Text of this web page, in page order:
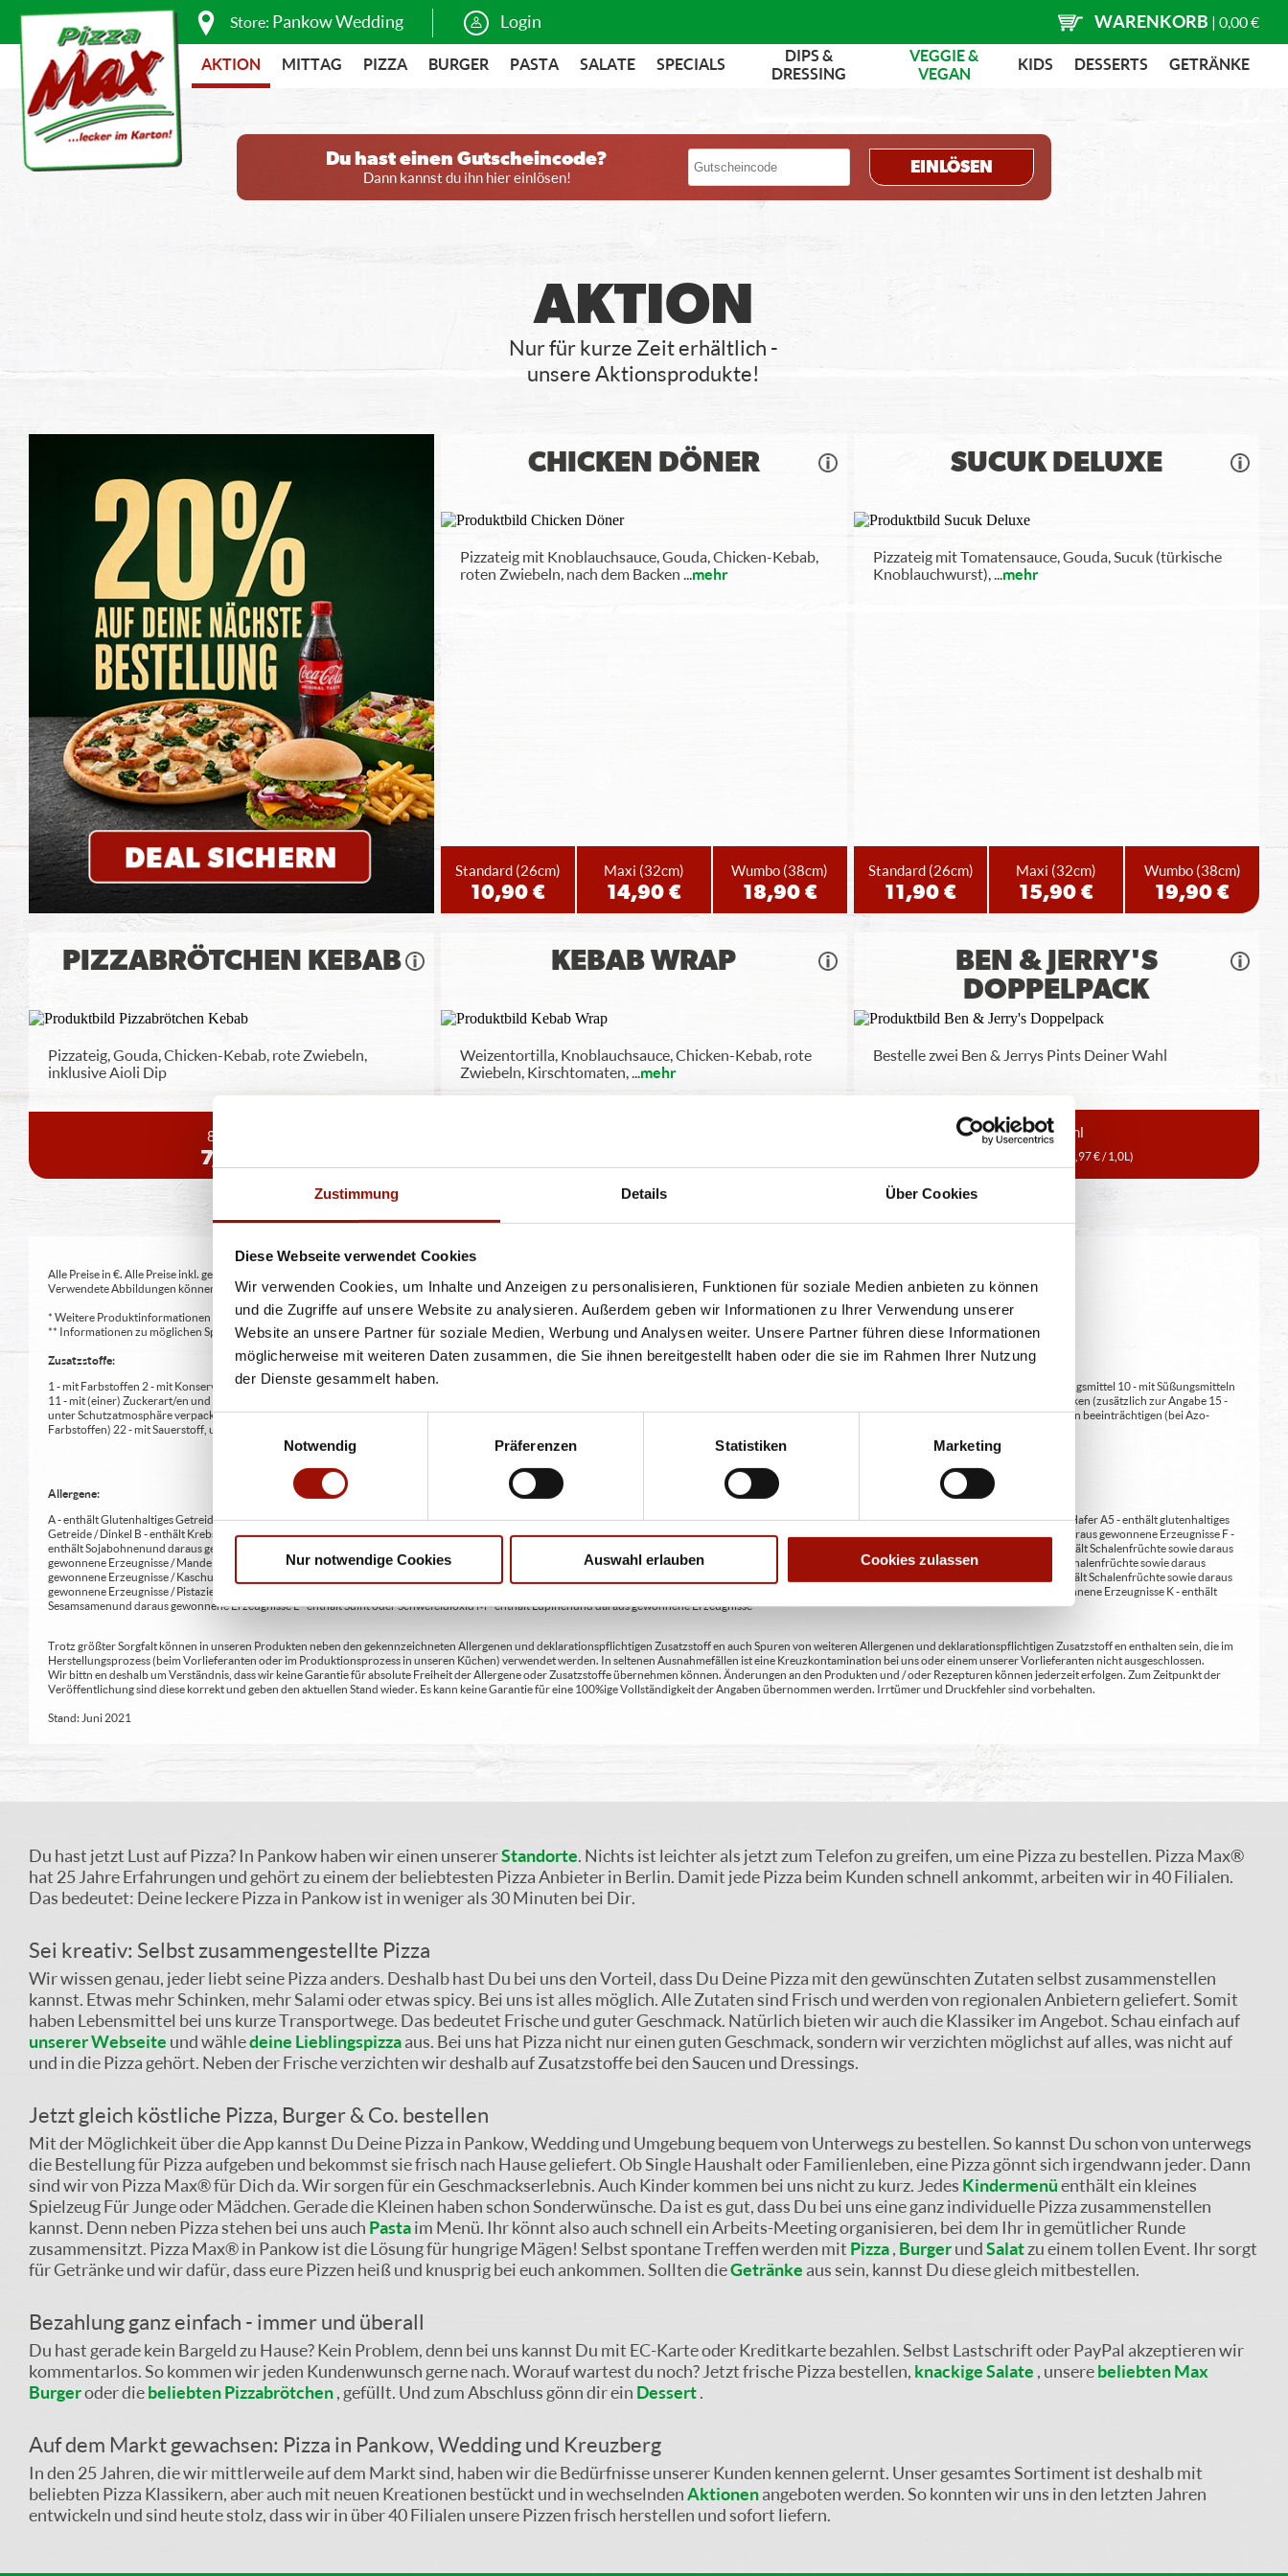
Zustimmung Details Über Cookies
Diese Webseite verwendet Cookies
Wir verwenden Cookies, um Inhalte und Anzeigen zu personalisieren, Funktionen für soziale Medien anbieten zu können
und die Zugriffe auf unsere Website zu analysieren. Außerdem geben wir Informationen zu Ihrer Verwendung unserer
Website an unsere Partner für soziale Medien, Werbung und Analysen weiter. Unsere Partner führen diese Informationen
möglicherweise mit weiteren Daten zusammen, die Sie ihnen bereitgestellt haben oder die sie im Rahmen Ihrer Nutzung
der Dienste gesammelt haben.
Einwilligungsauswahl
Notwendig
Präferenzen Statistiken Marketing
Nur notwendige Cookies Auswahl erlauben Cookies zulassen
Store: Pankow Wedding Login WARENKORB | 0,00 €
AKTION MITTAG PIZZA BURGER PASTA SALATE SPECIALS
DIPS &
DRESSING
VEGGIE &
VEGAN
KIDS DESSERTS GETRÄNKE
Du hast einen Gutscheincode?
Dann kannst du ihn hier einlösen!
EINLÖSEN
AKTION
Nur für kurze Zeit erhältlich -
unsere Aktionsprodukte!
CHICKEN DÖNER
Pizzateig mit Knoblauchsauce, Gouda, Chicken-Kebab,
roten Zwiebeln, nach dem Backen ...mehr
Standard (26cm)
10,90 €
Maxi (32cm)
14,90 €
Wumbo (38cm)
18,90 €
SUCUK DELUXE
Pizzateig mit Tomatensauce, Gouda, Sucuk (türkische
Knoblauchwurst),...mehr
Standard (26cm)
11,90 €
Maxi (32cm)
15,90 €
Wumbo (38cm)
19,90 €
PIZZABRÖTCHEN KEBAB
Pizzateig, Gouda, Chicken-Kebab, rote Zwiebeln,
inklusive Aioli Dip
8 Stück
7,49 €
KEBAB WRAP
Weizentortilla, Knoblauchsauce, Chicken-Kebab, rote
Zwiebeln, Kirschtomaten,...mehr
BEN & JERRY'S
DOPPELPACK
Bestelle zwei Ben & Jerrys Pints Deiner Wahl
2x465ml
(13,97 € / 1,0L)
Alle Preise in €. Alle Preise inkl. gesetzl. MwSt. Alle Angaben zu Grammaturen oder Durchmessern, bspw. der Pizzen sind circa-Angaben und können durch die Zubereitung geringfügig variieren.
Verwendete Abbildungen können von den tatsächlich gelieferten Produkten abweichen. Wir liefern innerhalb von ca. 30 Minuten.
* Weitere Produktinformationen zu vorverpackten Lebensmitteln finden Sie unter www.pizzamax.de/produktinformationen
** Informationen zu möglichen Spuren von Allergenen seitens unsere Hersteller finden Sie unter www.pizzamax.de/produktinformationen
Zusatzstoffe:
1 - mit Farbstoffen 2 - mit Konservierungsmittel 3 - mit Antioxidationsmittel 4 - mit Geschmacksverstärker 5 - geschwefelt 6 - geschwärzt 7 - gewachst 8 - mit Phosphat/en (bei Fleischerzeugnissen) 9 - mit Süßungsmittel 10 - mit Süßungsmitteln
11 - mit (einer) Zuckerart/en und Süßungsmittel/n 12 - nur bei Tafelsüßen zusätzlich zur Angabe 13 - enthält eine Phenylalaninquelle (zusätzlich zur Angabe 14 - kann bei übermäßigem Verzehr abführend wirken (zusätzlich zur Angabe 15 -
unter Schutzatmosphäre verpackt 16 - chininhaltig 17 - koffeinhaltig 18 - mit Milcheiweiß (bei Fleischerzeugnissen) 19 - mit Säuerungsmitteln 20 - mit Taurin 21 - kann Aktivität und Aufmerksamkeit bei Kindern beeinträchtigen (bei Azo-
Farbstoffen) 22 - mit Sauerstoff, unter Hochdruck, farbstabilisierend (bei Frischfleisch) 23 - mit Nitritpökelsalz 24 - enthält Alkohol 25 - mit Stabilisatoren 26 - mit Verdickunsmittel
Allergene:
A - enthält Glutenhaltiges Getreide A1 - enthält glutenhaltiges Getreide / Weizen A2 - enthält glutenhaltiges Getreide / Roggen A3 - enthält glutenhaltiges Getreide / Gerste A4 - enthält glutenhaltiges Getreide / Hafer A5 - enthält glutenhaltiges
Getreide / Dinkel B - enthält Krebstiere und daraus gewonnene Erzeugnisse C - enthält Eier und daraus gewonnene Erzeugnisse D - enthält Fische und daraus gewonnene Erzeugnisse E - enthält Erdnüsse und daraus gewonnene Erzeugnisse F -
enthält Sojabohnen und daraus gewonnene Erzeugnisse G - enthält Milch und daraus gewonnene Erzeugnisse (einschließlich Laktose) H - enthält Schalenfrüchte sowie daraus gewonnene Erzeugnisse H1 - enthält Schalenfrüchte sowie daraus
gewonnene Erzeugnisse / Mandeln H2 - enthält Schalenfrüchte sowie daraus gewonnene Erzeugnisse / Haselnüsse H3 - enthält Schalenfrüchte sowie daraus gewonnene Erzeugnisse / Walnüsse H4 - enthält Schalenfrüchte sowie daraus
gewonnene Erzeugnisse / Kaschunüsse H5 - enthält Schalenfrüchte sowie daraus gewonnene Erzeugnisse / Pecannüsse H6 - enthält Schalenfrüchte sowie daraus gewonnene Erzeugnisse / Paranüsse H7 - enthält Schalenfrüchte sowie daraus
gewonnene Erzeugnisse / Pistazien H8 - enthält Schalenfrüchte sowie daraus gewonnene Erzeugnisse / Macadamianüsse I - enthält Sellerie und daraus gewonnene Erzeugnisse J - enthält Senf und daraus gewonnene Erzeugnisse K - enthält
Sesamsamen und daraus gewonnene Erzeugnisse L - enthält Sulfit oder Schwefeldioxid M - enthält Lupinen und daraus gewonnene Erzeugnisse
Trotz größter Sorgfalt können in unseren Produkten neben den gekennzeichneten Allergenen und deklarationspflichtigen Zusatzstoff en auch Spuren von weiteren Allergenen und deklarationspflichtigen Zusatzstoff en enthalten sein, die im
Herstellungsprozess (beim Vorlieferanten oder im Produktionsprozess in unseren Küchen) verwendet werden. In seltenen Ausnahmefällen ist eine Kreuzkontamination bei uns oder einem unserer Vorlieferanten nicht ausgeschlossen.
Wir bittn en deshalb um Verständnis, dass wir keine Garantie für absolute Freiheit der Allergene oder Zusatzstoffe übernehmen können. Änderungen an den Produkten und / oder Rezepturen können jederzeit erfolgen. Zum Zeitpunkt der
Veröffentlichung sind diese korrekt und geben den aktuellen Stand wieder. Es kann keine Garantie für eine 100%ige Vollständigkeit der Angaben übernommen werden. Irrtümer und Druckfehler sind vorbehalten.
Stand: Juni 2021
Du hast jetzt Lust auf Pizza? In Pankow haben wir einen unsererStandorte. Nichts ist leichter als jetzt zum Telefon zu greifen, um eine Pizza zu bestellen. Pizza Max®
hat 25 Jahre Erfahrungen und gehört zu einem der beliebtesten Pizza Anbieter in Berlin. Damit jede Pizza beim Kunden schnell ankommt, arbeiten wir in 40 Filialen.
Das bedeutet: Deine leckere Pizza in Pankow ist in weniger als 30 Minuten bei Dir.
Sei kreativ: Selbst zusammengestellte Pizza
Wir wissen genau, jeder liebt seine Pizza anders. Deshalb hast Du bei uns den Vorteil, dass Du Deine Pizza mit den gewünschten Zutaten selbst zusammenstellen
kannst. Etwas mehr Schinken, mehr Salami oder etwas spicy. Bei uns ist alles möglich. Alle Zutaten sind Frisch und werden von regionalen Anbietern geliefert. Somit
haben Lebensmittel bei uns kurze Transportwege. Das bedeutet Frische und guter Geschmack. Natürlich bieten wir auch die Klassiker im Angebot. Schau einfach auf
unserer Webseite und wähledeine Lieblingspizzaaus. Bei uns hat Pizza nicht nur einen guten Geschmack, sondern wir verzichten möglichst auf alles, was nicht auf
und in die Pizza gehört. Neben der Frische verzichten wir deshalb auf Zusatzstoffe bei den Saucen und Dressings.
Jetzt gleich köstliche Pizza, Burger & Co. bestellen
Mit der Möglichkeit über die App kannst Du Deine Pizza in Pankow, Wedding und Umgebung bequem von Unterwegs zu bestellen. So kannst Du schon von unterwegs
die Bestellung für Pizza aufgeben und bekommst sie frisch nach Hause geliefert. Ob Single Haushalt oder Familienleben, eine Pizza gönnt sich irgendwann jeder. Dann
sind wir von Pizza Max® für Dich da. Wir sorgen für ein Geschmackserlebnis. Auch Kinder kommen bei uns nicht zu kurz. Jedes Kindermenüenthält ein kleines
Spielzeug Für Junge oder Mädchen. Gerade die Kleinen haben schon Sonderwünsche. Da ist es gut, dass Du bei uns eine ganz individuelle Pizza zusammenstellen
kannst. Denn neben Pizza stehen bei uns auch Pastaim Menü. Ihr könnt also auch schnell ein Arbeits-Meeting organisieren, bei dem Ihr in gemütlicher Runde
zusammensitzt. Pizza Max® in Pankow ist die Lösung für hungrige Mägen! Selbst spontane Treffen werden mit Pizza, BurgerundSalatzu einem tollen Event. Ihr sorgt
für Getränke und wir dafür, dass eure Pizzen heiß und knusprig bei euch ankommen. Sollten dieGetränke aus sein, kannst Du diese gleich mitbestellen.
Bezahlung ganz einfach - immer und überall
Du hast gerade kein Bargeld zu Hause? Kein Problem, denn bei uns kannst Du mit EC-Karte oder Kreditkarte bezahlen. Selbst Lastschrift oder PayPal akzeptieren wir
kommentarlos. So kommen wir jeden Kundenwunsch gerne nach. Worauf wartest du noch? Jetzt frische Pizza bestellen, knackige Salate , unserebeliebten Max
Burgeroder diebeliebten Pizzabrötchen, gefüllt. Und zum Abschluss gönn dir ein Dessert.
Auf dem Markt gewachsen: Pizza in Pankow, Wedding und Kreuzberg
In den 25 Jahren, die wir mittlerweile auf dem Markt sind, haben wir die Bedürfnisse unserer Kunden kennen gelernt. Unser gesamtes Sortiment ist deshalb mit
beliebten Pizza Klassikern, aber auch mit neuen Kreationen bestückt und in wechselndenAktionenangeboten werden. So konnten wir uns in den letzten Jahren
entwickeln und sind heute stolz, dass wir in über 40 Filialen unsere Pizzen frisch herstellen und sofort liefern.